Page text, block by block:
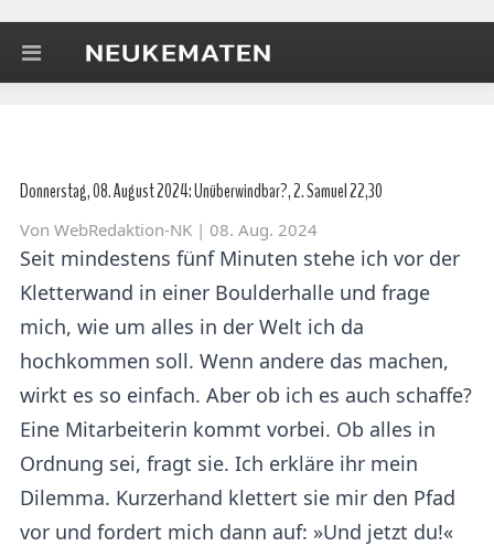
Donnerstag, 08. August 2024: Unüberwindbar?, 2. Samuel 22,30
Von WebRedaktion-NK | 08. Aug. 2024
Seit mindestens fünf Minuten stehe ich vor der
Kletterwand in einer Boulderhalle und frage
mich, wie um alles in der Welt ich da
hochkommen soll. Wenn andere das machen,
wirkt es so einfach. Aber ob ich es auch schaffe?
Eine Mitarbeiterin kommt vorbei. Ob alles in
Ordnung sei, fragt sie. Ich erkläre ihr mein
Dilemma. Kurzerhand klettert sie mir den Pfad
vor und fordert mich dann auf: »Und jetzt du!«